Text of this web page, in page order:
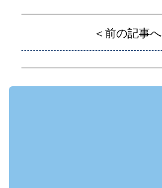
＜前の記事へ